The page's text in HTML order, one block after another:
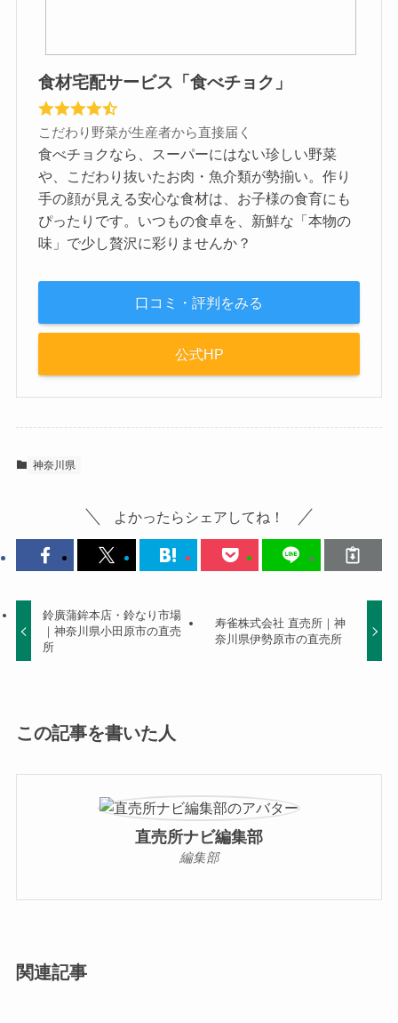
食材宅配サービス「食べチョク」
こだわり野菜が生産者から直接届く
食べチョクなら、スーパーにはない珍しい野菜
や、こだわり抜いたお肉・魚介類が勢揃い。作り
手の顔が見える安心な食材は、お子様の食育にも
ぴったりです。いつもの食卓を、新鮮な「本物の
味」で少し贅沢に彩りませんか？
口コミ・評判をみる
公式HP
神奈川県
よかったらシェアしてね！
鈴廣蒲鉾本店・鈴なり市場
｜神奈川県小田原市の直売
所
寿雀株式会社 直売所｜神
奈川県伊勢原市の直売所
この記事を書いた人
直売所ナビ編集部
編集部
関連記事